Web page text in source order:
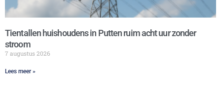
Tientallen huishoudens in Putten ruim acht uur zonder
stroom
7 augustus 2026
Lees meer »